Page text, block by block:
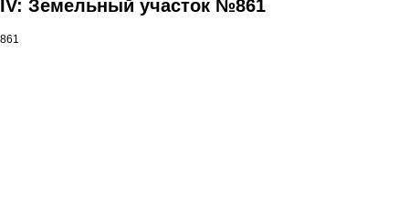
IV: Земельный участок №861
861